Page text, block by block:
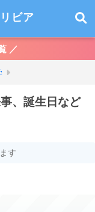
ビア
／
、誕生日など
す